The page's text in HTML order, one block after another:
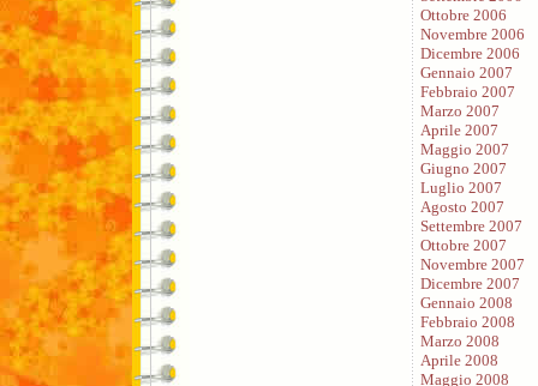
Ottobre 2006
Novembre 2006
Dicembre 2006
Gennaio 2007
Febbraio 2007
Marzo 2007
Aprile 2007
Maggio 2007
Giugno 2007
Luglio 2007
Agosto 2007
Settembre 2007
Ottobre 2007
Novembre 2007
Dicembre 2007
Gennaio 2008
Febbraio 2008
Marzo 2008
Aprile 2008
Maggio 2008